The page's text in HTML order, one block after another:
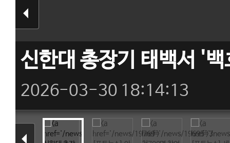
신한대 총장기 태백서 '
2026-03-30 18:14:13